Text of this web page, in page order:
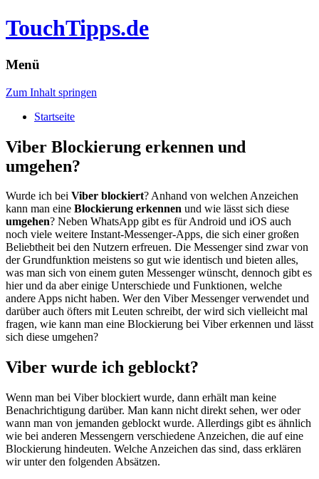
TouchTipps.de
Menü
Zum Inhalt springen
Startseite
Viber Blockierung erkennen und
umgehen?
Wurde ich bei Viber blockiert? Anhand von welchen Anzeichen
kann man eine Blockierung erkennen und wie lässt sich diese
umgehen? Neben WhatsApp gibt es für Android und iOS auch
noch viele weitere Instant-Messenger-Apps, die sich einer großen
Beliebtheit bei den Nutzern erfreuen. Die Messenger sind zwar von
der Grundfunktion meistens so gut wie identisch und bieten alles,
was man sich von einem guten Messenger wünscht, dennoch gibt es
hier und da aber einige Unterschiede und Funktionen, welche
andere Apps nicht haben. Wer den Viber Messenger verwendet und
darüber auch öfters mit Leuten schreibt, der wird sich vielleicht mal
fragen, wie kann man eine Blockierung bei Viber erkennen und lässt
sich diese umgehen?
Viber wurde ich geblockt?
Wenn man bei Viber blockiert wurde, dann erhält man keine
Benachrichtigung darüber. Man kann nicht direkt sehen, wer oder
wann man von jemanden geblockt wurde. Allerdings gibt es ähnlich
wie bei anderen Messengern verschiedene Anzeichen, die auf eine
Blockierung hindeuten. Welche Anzeichen das sind, dass erklären
wir unter den folgenden Absätzen.